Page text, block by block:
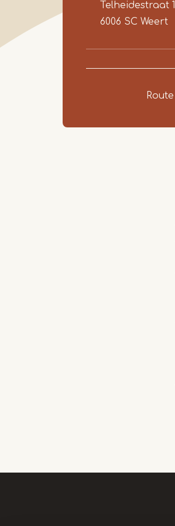
Telheidestraat 1
6006 SC Weert
Route